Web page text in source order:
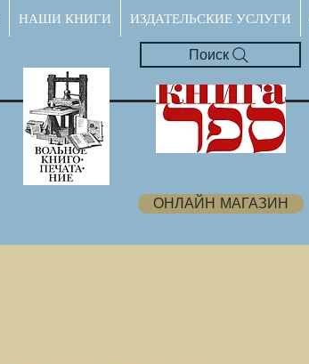
НАШИ КНИГИ ИЗДАТЕЛЬСКИЕ УСЛУГИ
Поиск
ОНЛАЙН МАГАЗИН